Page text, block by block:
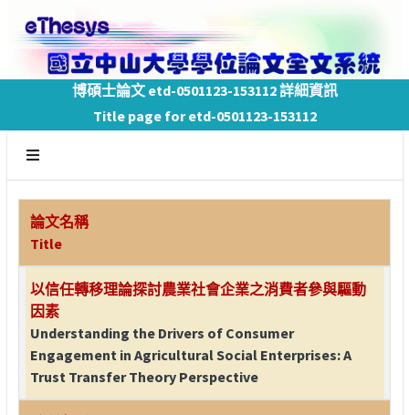
博碩士論文 etd-0501123-153112 詳細資訊
Title page for etd-0501123-153112
論文名稱
Title
以信任轉移理論探討農業社會企業之消費者參與驅動
因素
Understanding the Drivers of Consumer
Engagement in Agricultural Social Enterprises: A
Trust Transfer Theory Perspective